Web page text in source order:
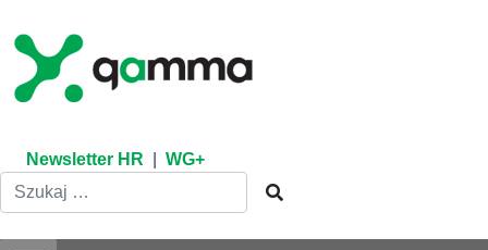
content
Newsletter HR WG+